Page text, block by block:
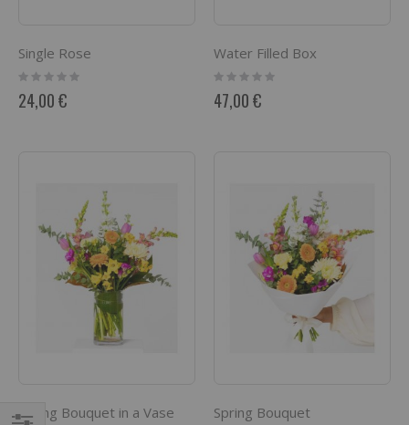
Single Rose
Rating:
0%
24,00 €
Water Filled Box
Rating:
0%
47,00 €
Spring Bouquet in a Vase Spring Bouquet